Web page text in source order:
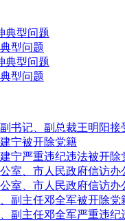
典型问题
型问题
典型问题
型问题
书记、副总裁王明阳接
宁被开除党籍
宁严重违纪违法被开除
室、市人民政府信访
室、市人民政府信访
副主任邓全军被开除党
副主任邓全军严重违纪